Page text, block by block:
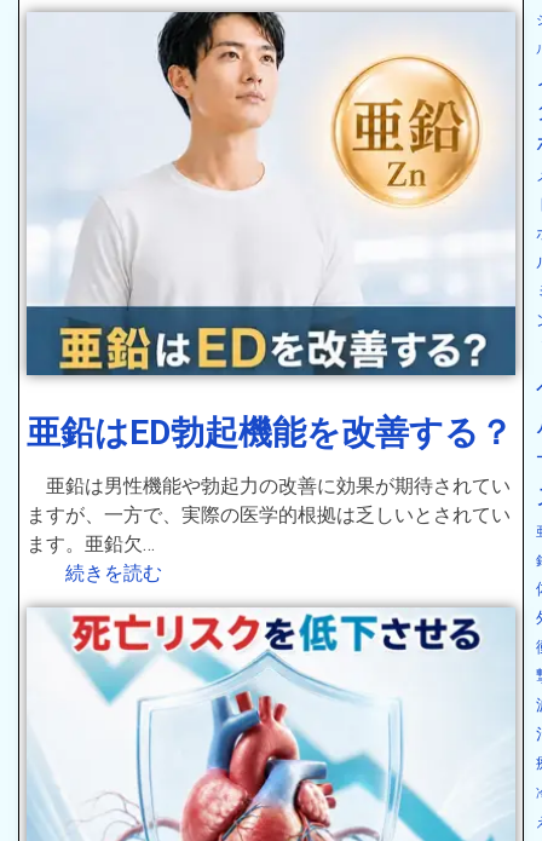
亜鉛はED勃起機能を改善する？
亜鉛は男性機能や勃起力の改善に効果が期待されてい
ますが、一方で、実際の医学的根拠は乏しいとされてい
ます。亜鉛欠…
続きを読む